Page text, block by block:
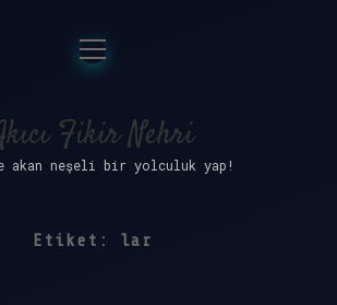
Anasayfa
Politikası
Yasal Uyarı
menüyü
aç
Fikir Nehri
akan neşeli bir yolculuk yap!
Etiket: lar